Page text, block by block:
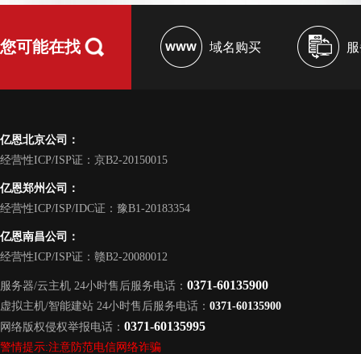
您可能在找 域名购买
亿恩北京公司：
经营性ICP/ISP证：京B2-20150015
亿恩郑州公司：
经营性ICP/ISP/IDC证：豫B1-20183354
亿恩南昌公司：
经营性ICP/ISP证：赣B2-20080012
服务器/云主机 24小时售后服务电话： 0371-60135900
虚拟主机/智能建站 24小时售后服务电话： 0371-60135900
网络版权侵权举报电话： 0371-60135995
警情提示:注意防范电信网络诈骗